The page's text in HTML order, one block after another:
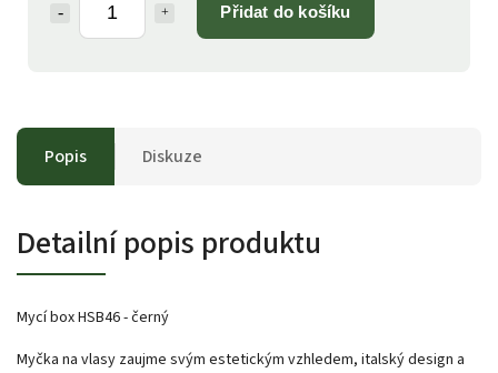
Přidat do košíku
Popis Diskuze
Detailní popis produktu
Mycí box HSB46 - černý
Myčka na vlasy zaujme svým estetickým vzhledem, italský design a